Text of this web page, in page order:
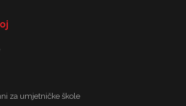
za umjetničke škole